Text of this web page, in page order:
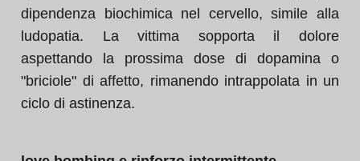
dipendenza biochimica nel cervello, simile alla
ludopatia. La vittima sopporta il dolore
aspettando la prossima dose di dopamina o
"briciole" di affetto, rimanendo intrappolata in un
ciclo di astinenza.